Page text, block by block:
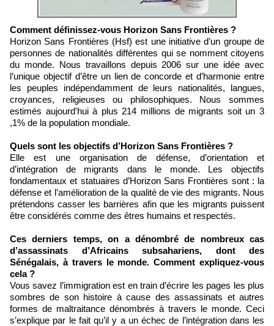
Comment définissez-vous Horizon Sans Frontières ?
Horizon Sans Frontières (Hsf) est une initiative d’un groupe de
personnes de nationalités différentes qui se nomment citoyens
du monde. Nous travaillons depuis 2006 sur une idée avec
l’unique objectif d’être un lien de concorde et d’harmonie entre
les peuples indépendamment de leurs nationalités, langues,
croyances, religieuses ou philosophiques. Nous sommes
estimés aujourd'hui à plus 214 millions de migrants soit un 3
,1% de la population mondiale.
Quels sont les objectifs d’Horizon Sans Frontières ?
Elle est une organisation de défense, d’orientation et
d’intégration de migrants dans le monde. Les objectifs
fondamentaux et statuaires d’Horizon Sans Frontières sont : la
défense et l’amélioration de la qualité de vie des migrants. Nous
prétendons casser les barrières afin que les migrants puissent
être considérés comme des êtres humains et respectés.
Ces derniers temps, on a dénombré de nombreux cas
d’assassinats d’Africains subsahariens, dont des
Sénégalais, à travers le monde. Comment expliquez-vous
cela ?
Vous savez l’immigration est en train d’écrire les pages les plus
sombres de son histoire à cause des assassinats et autres
formes de maltraitance dénombrés à travers le monde. Ceci
s’explique par le fait qu’il y a un échec de l’intégration dans les